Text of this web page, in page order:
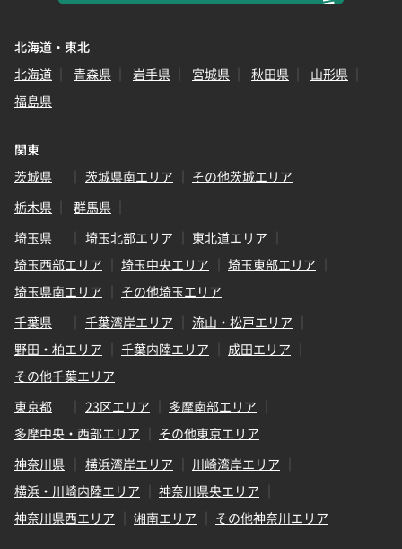
北海道・東北
北海道
青森県 岩手県 宮城県 秋田県
山形県
福島県
関東
茨城県
茨城県南エリア
その他茨城エリア
栃木県
群馬県
埼玉県
埼玉北部エリア
東北道エリア
埼玉西部エリア
埼玉中央エリア
埼玉東部エリア
埼玉県南エリア
その他埼玉エリア
千葉県
千葉湾岸エリア
流山・松戸エリア
野田・柏エリア
千葉内陸エリア
成田エリア
その他千葉エリア
東京都
23区エリア
多摩南部エリア
多摩中央・西部エリア
その他東京エリア
神奈川県
横浜湾岸エリア
川崎湾岸エリア
横浜・川崎内陸エリア
神奈川県央エリア
神奈川県西エリア
湘南エリア その他神奈川エリア